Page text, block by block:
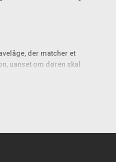
der matcher et
uanset om døren skal
døren skal fungere
hvilket betyder, at